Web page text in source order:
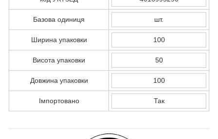
Базова одиниця шт.
Ширина упаковки 100
Висота упаковки 50
Довжина упаковки 100
Імпортовано Так